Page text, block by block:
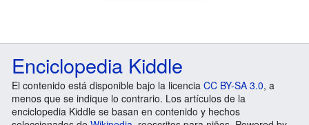
Enciclopedia Kiddle
El contenido está disponible bajo la licencia CC BY-SA 3.0, a
menos que se indique lo contrario. Los artículos de la
enciclopedia Kiddle se basan en contenido y hechos